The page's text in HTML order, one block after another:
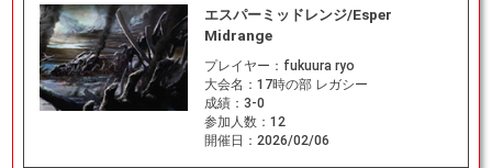
エスパーミッドレンジ/Esper
Midrange
プレイヤー： fukuura ryo
大会名： 17時の部 レガシー
成績： 3-0
参加人数： 12
開催日： 2026/02/06